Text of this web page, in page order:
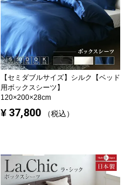
【セミダブルサイズ】 シルク【ベッド
用ボックスシーツ】
120×200×28cm
¥ 37,800 税込